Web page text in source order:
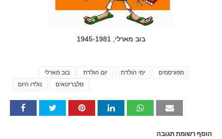
בוב מארלי, 1945-1981
בוב מארלי יום הולדת ימי הולדת
מפורסמים
נולדו היום
סלבריטאים
הוסף רשומת תגובה